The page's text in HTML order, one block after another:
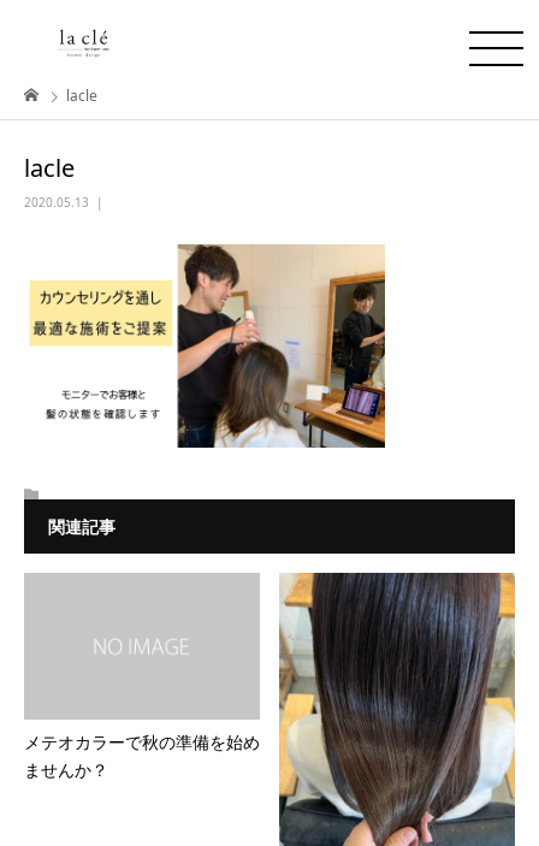
lacle
lacle
2020.05.13
関連記事
メテオカラーで秋の準備を始め
ませんか？